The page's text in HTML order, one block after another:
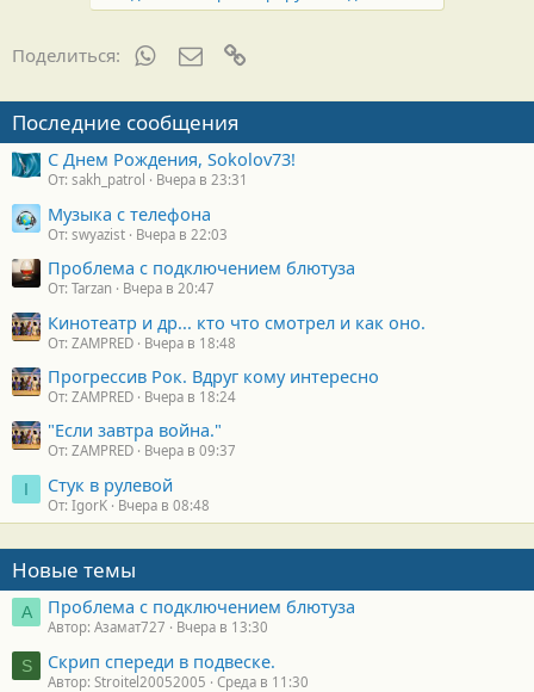
Поделиться: WhatsAppЭлектронная почта
Последние сообщения
С Днем Рождения, Sokolov73!
От: sakh_patrol Вчера в 23:31
Музыка с телефона
От: swyazist Вчера в 22:03
Проблема с подключением блютуза
От: Tarzan Вчера в 20:47
Кинотеатр и др... кто что смотрел и как оно.
От: ZAMPRED Вчера в 18:48
Прогрессив Рок. Вдруг кому интересно
От: ZAMPRED Вчера в 18:24
"Если завтра война."
От: ZAMPRED Вчера в 09:37
I Стук в рулевой
От: IgorK Вчера в 08:48
Новые темы
А Проблема с подключением блютуза
Автор: Азамат727 Вчера в 13:30
S Скрип спереди в подвеске.
Автор: Stroitel20052005 Среда в 11:30